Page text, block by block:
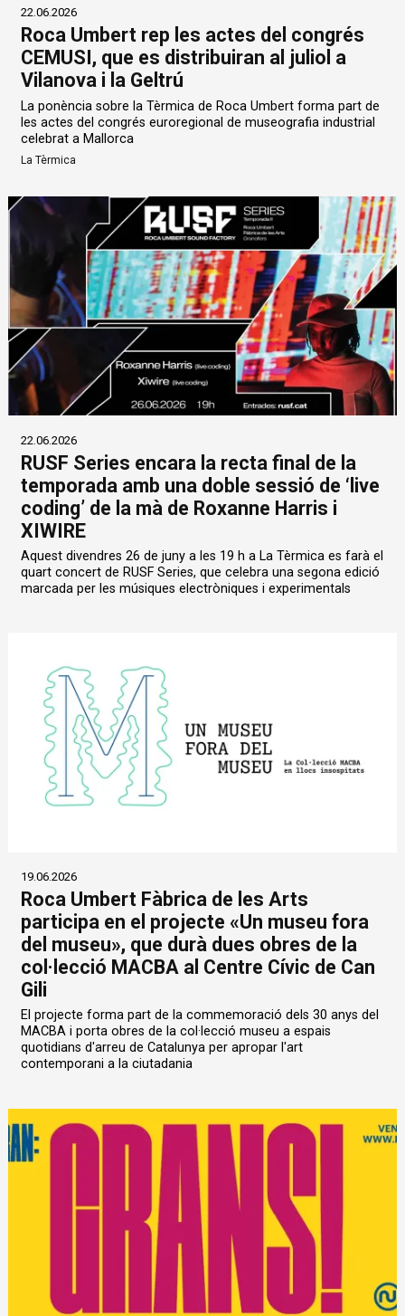
22.06.2026
Roca Umbert rep les actes del congrés
CEMUSI, que es distribuiran al juliol a
Vilanova i la Geltrú
La ponència sobre la Tèrmica de Roca Umbert forma part de
les actes del congrés euroregional de museografia industrial
celebrat a Mallorca
La Tèrmica
22.06.2026
RUSF Series encara la recta final de la
temporada amb una doble sessió de ‘live
coding’ de la mà de Roxanne Harris i
XIWIRE
Aquest divendres 26 de juny a les 19 h a La Tèrmica es farà el
quart concert de RUSF Series, que celebra una segona edició
marcada per les músiques electròniques i experimentals
19.06.2026
Roca Umbert Fàbrica de les Arts
participa en el projecte «Un museu fora
del museu», que durà dues obres de la
col·lecció MACBA al Centre Cívic de Can
Gili
El projecte forma part de la commemoració dels 30 anys del
MACBA i porta obres de la col·lecció museu a espais
quotidians d'arreu de Catalunya per apropar l'art
contemporani a la ciutadania